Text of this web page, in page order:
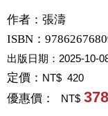
作者： 張濤
ISBN：
出版日期： 2025-10-
定價： NT$ 420
優惠價： NT$ 378